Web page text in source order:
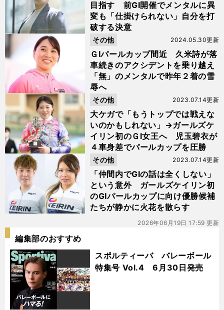
目指す 前GⅠ開催でメンタルに異
変も「仕掛けられない」自分を打
破する決意
ＧⅠパールカップ間近 久米詩が落
車続きのアクシデントを乗り越え
「無」のメンタルで昨年２着の雪
辱へ
2024.05.30更新
その他
大ケガで「もうトップでは戦えな
いのかもしれない」→ガールズケ
イリン初のＧⅠ女王へ 児玉碧衣が
４車身差でパールカップを圧勝
2023.07.14更新
その他
「仲間内でGⅠの話は全くしない」
という意外 ガールズケイリン初
のGⅠパールカップに向け優勝候補
たちが静かに火花を散らす
2023.07.14更新
その他
2026年06月19日 17:59 更新
編集部のおすすめ
スポルティーバ バレーボール
特集号 Vol.4 6月30日発売